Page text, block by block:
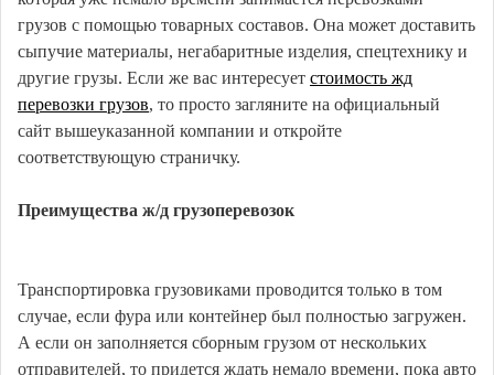
грузов с помощью товарных составов. Она может доставить
сыпучие материалы, негабаритные изделия, спецтехнику и
другие грузы. Если же вас интересует стоимость жд
перевозки грузов, то просто загляните на официальный
сайт вышеуказанной компании и откройте
соответствующую страничку.
Преимущества ж/д грузоперевозок
Транспортировка грузовиками проводится только в том
случае, если фура или контейнер был полностью загружен.
А если он заполняется сборным грузом от нескольких
отправителей, то придется ждать немало времени, пока авто